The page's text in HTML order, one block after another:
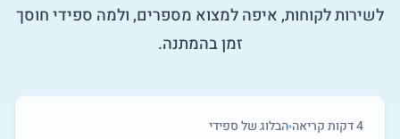
לשירות לקוחות, איפה למצוא מספרים, ולמה ספידי חוסך
זמן בהמתנה.
4דקות קריאה הבלוג של ספידי